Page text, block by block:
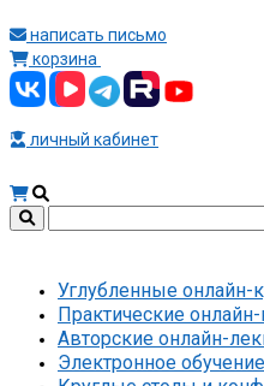
написать письмо
корзина
личный кабинет
Углубленные онлайн-
Практические
Авторские онлайн-
Электронное обучение